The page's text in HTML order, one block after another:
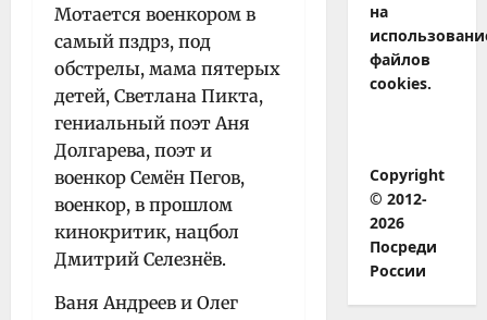
Мотается военкором в
самый пздрз, под
обстрелы, мама пятерых
детей, Светлана Пикта,
гениальный поэт Аня
Долгарева, поэт и
военкор Семён Пегов,
военкор, в прошлом
кинокритик, нацбол
Дмитрий Селезнёв.
Ваня Андреев и Олег
на
файлов
cookies.
Copyright
© 2012-
2026
Посреди
России